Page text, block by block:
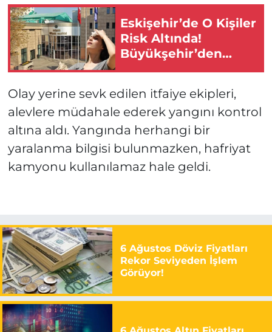
Eskişehir’de O Kişiler
Risk Altında!
Büyükşehir’den
Hayati Uyarı!
Olay yerine sevk edilen itfaiye ekipleri,
alevlere müdahale ederek yangını kontrol
altına aldı. Yangında herhangi bir
yaralanma bilgisi bulunmazken, hafriyat
kamyonu kullanılamaz hale geldi.
6 Ağustos Döviz Fiyatları
Rekor Seviyeden İşlem
Görüyor!